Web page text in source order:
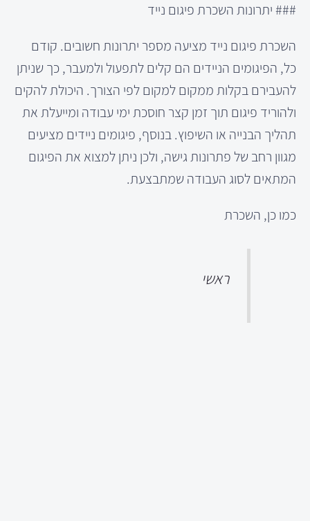
### יתרונות השכרת פיגום נייד
השכרת פיגום נייד מציעה מספר יתרונות חשובים. קודם
כל, הפיגומים הניידים הם קלים לתפעול ולמעבר, כך שניתן
להעבירם בקלות ממקום למקום לפי הצורך. היכולת להקים
ולהוריד פיגום תוך זמן קצר חוסכת ימי עבודה ומייעלת את
תהליך הבנייה או השיפוץ. בנוסף, פיגומים ניידים מציעים
מגוון רחב של פתרונות גישה, ולכן ניתן למצוא את הפיגום
המתאים לסוג העבודה שמתבצעת.
כמו כן, השכרת
ראשי